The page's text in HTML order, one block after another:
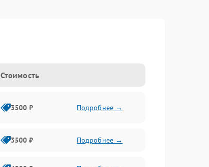
Стоимость
3500 ₽ Подробнее →
3500 ₽ Подробнее →